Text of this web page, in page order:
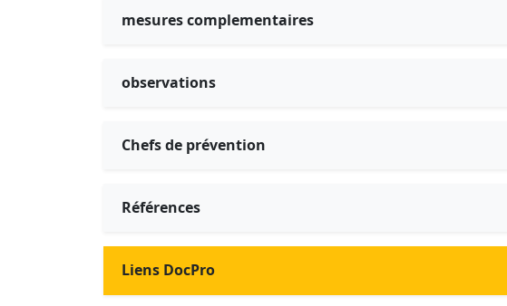
mesures complementaires
observations
Chefs de prévention
Références
Liens DocPro